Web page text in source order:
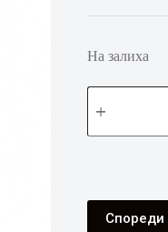
На залиха
Devil
Design
TPU
ЦРВЕН
количина
Спореди